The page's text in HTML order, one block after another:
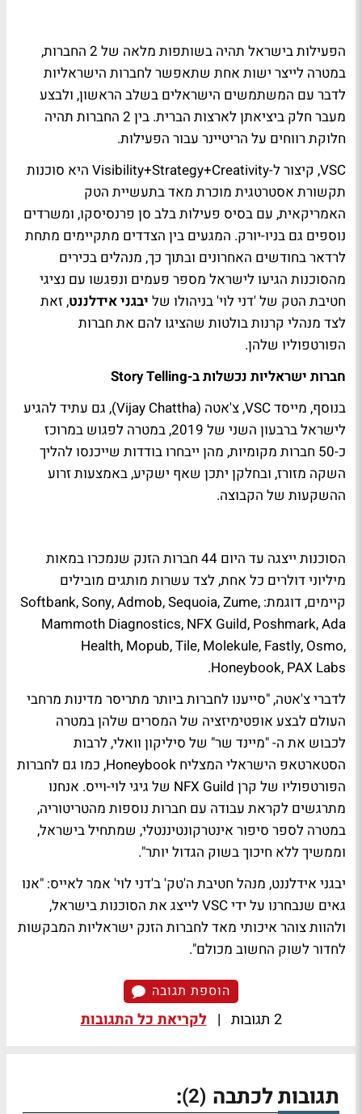
הפעילות בישראל תהיה בשותפות מלאה של 2 החברות,
במטרה לייצר ישות אחת שתאפשר לחברות הישראליות
לדבר עם המשתמשים הישראלים בשלב הראשון, ולבצע
מעבר חלק ביציאתן לארצות הברית. בין 2 החברות תהיה
חלוקת רווחים על הריטיינר עבור הפעילות.
VSC, קיצור ל-Visibility+Strategy+Creativity היא סוכנות
תקשורת אסטרטגית מוכרת מאד בתעשיית הטק
האמריקאית, עם בסיס פעילות בלב סן פרנסיסקו, ומשרדים
נוספים גם בניו-יורק. המגעים בין הצדדים מתקיימים מתחת
לרדאר בחודשים האחרונים ובתוך כך, מנהלים בכירים
מהסוכנות הגיעו לישראל מספר פעמים ונפגשו עם נציגי
חטיבת הטק של 'דני לוי' בניהולו של יבגני אידלננט, זאת
לצד מנהלי קרנות בולטות שהציגו להם את חברות
הפורטפוליו שלהן.
חברות ישראליות נכשלות ב-Story Telling
בנוסף, מייסד VSC, צ'אטה (Vijay Chattha), גם עתיד להגיע
לישראל ברבעון השני של 2019, במטרה לפגוש במרוכז
כ-50 חברות מקומיות, מהן ייבחרו בודדות שייכנסו להליך
השקה מזורז, ובחלקן יתכן שאף ישקיע, באמצעות זרוע
ההשקעות של הקבוצה.
הסוכנות ייצגה עד היום 44 חברות הזנק שנמכרו במאות
מיליוני דולרים כל אחת, לצד עשרות מותגים מובילים
קיימים, דוגמת: Softbank, Sony, Admob, Sequoia, Zume,
Mammoth Diagnostics, NFX Guild, Poshmark, Ada
Health, Mopub, Tile, Molekule, Fastly, Osmo,
Honeybook, PAX Labs.
לדברי צ'אטה, "סייענו לחברות ביותר מתריסר מדינות מרחבי
העולם לבצע אופטימיזציה של המסרים שלהן במטרה
לכבוש את ה- "מיינד שר" של סיליקון וואלי, לרבות
הסטארטאפ הישראלי המצליח Honeybook, כמו גם לחברות
הפורטפוליו של קרן NFX Guild של גיגי לוי-וייס. אנחנו
מתרגשים לקראת עבודה עם חברות נוספות מהטריטוריה,
במטרה לספר סיפור אינטרקונטיננטלי, שמתחיל בישראל,
וממשיך ללא חיכוך בשוק הגדול יותר".
יבגני אידלננט, מנהל חטיבת ה'טק' ב'דני לוי' אמר לאייס: "אנו
גאים שנבחרנו על ידי VSC לייצג את הסוכנות בישראל,
ולהוות צוהר איכותי מאד לחברות הזנק ישראליות המבקשות
לחדור לשוק החשוב מכולם".
הוספת תגובה
2 תגובות | לקריאת כל התגובות
תגובות לכתבה (2)
: